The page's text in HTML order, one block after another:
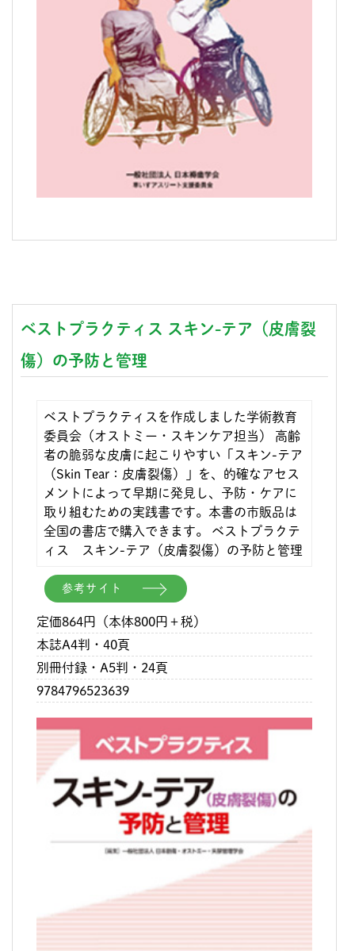
ベストプラクティス スキン-テア（皮膚裂
傷）の予防と管理
ベストプラクティスを作成しました学術教育
委員会（オストミー・スキンケア担当） 高齢
者の脆弱な皮膚に起こりやすい「スキン-テア
（Skin Tear：皮膚裂傷）」を、的確なアセス
メントによって早期に発見し、予防・ケアに
取り組むための実践書です。本書の市販品は
全国の書店で購入できます。 ベストプラクテ
ィス スキン-テア（皮膚裂傷）の予防と管理
参考サイト
定価864円（本体800円＋税）
本誌A4判・40頁
別冊付録・A5判・24頁
9784796523639